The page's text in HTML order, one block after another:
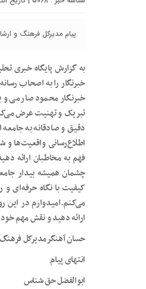
پیام مدیرکل فرهنگ و
خبرنگار را به اصحاب
خبرنگار محمود صارمی و
تبریک و تهنیت عرض
دقیق و صادقانه به
اطلاع‌رسانی واقعیت‌ها و
فهم به مخاطبان ارائه
چشمان همیشه بیدار
کیفیت با نگاه حرفه‌ای
می‌کنم.امیدوارم در این
ارائه دهید و نقش مهم خود
حسان آهنگرمدیرکل فرهنگ
انتهای پیام
ابوالفضل حق شناس